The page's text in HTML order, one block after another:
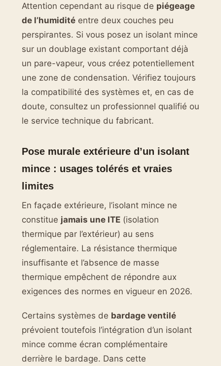
Attention cependant au risque de piégeage
de l’humidité entre deux couches peu
perspirantes. Si vous posez un isolant mince
sur un doublage existant comportant déjà
un pare-vapeur, vous créez potentiellement
une zone de condensation. Vérifiez toujours
la compatibilité des systèmes et, en cas de
doute, consultez un professionnel qualifié ou
le service technique du fabricant.
Pose murale extérieure d’un isolant
mince : usages tolérés et vraies
limites
En façade extérieure, l’isolant mince ne
constitue jamais une ITE (isolation
thermique par l’extérieur) au sens
réglementaire. La résistance thermique
insuffisante et l’absence de masse
thermique empêchent de répondre aux
exigences des normes en vigueur en 2026.
Certains systèmes de bardage ventilé
prévoient toutefois l’intégration d’un isolant
mince comme écran complémentaire
derrière le bardage. Dans cette